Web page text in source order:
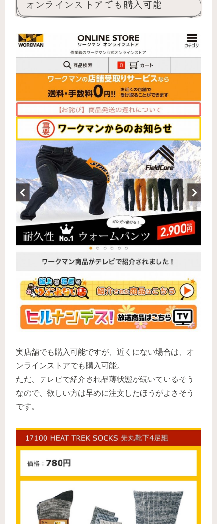
オンラインストアでも購入可能
実店舗でも購入可能ですが、近くにない場合は、オ
ンラインストアでも購入可能。
ただ、テレビで紹介され品薄状態が続いているそう
なので、欲しい方は早めに注文したほうがよさそう
です。